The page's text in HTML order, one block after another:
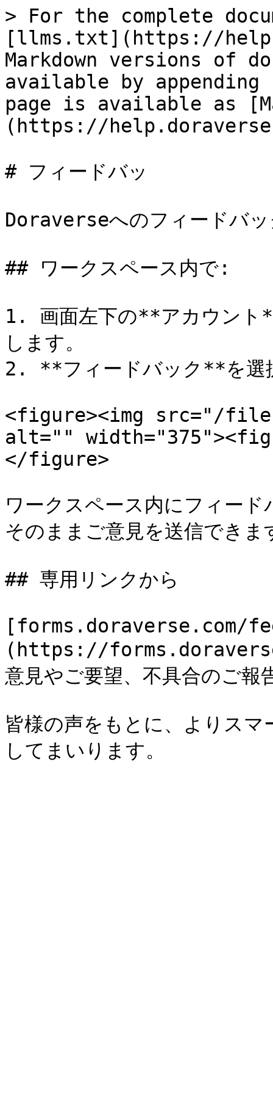
> For the complete
[llms.txt](https://
Markdown versions of
available by
page is available as
(https://
# フィードバッ
Doraverseへのフィードバッ
## ワークスペース内で:
1. 画面左下の**アカウン
します。
2. **フィードバック**を選
<figure><img src="/files/
alt=""
</figure>
ワークスペース内にフィー
そのままご意見を送信できま
## 専用リンクから
[forms.doraverse.com/
(https://
意見やご要望、不具合のご報
皆様の声をもとに、よりス